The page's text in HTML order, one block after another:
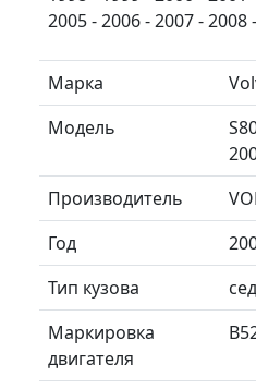
2005 - 2006 - 2007 - 2008
Марка
Модель
Производитель
Год
Тип кузова
Маркировка
двигателя